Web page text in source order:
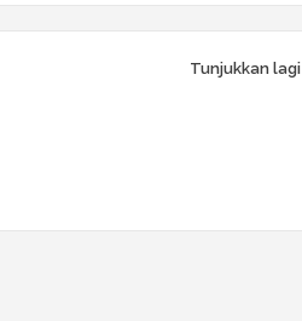
Tunjukkan lagi